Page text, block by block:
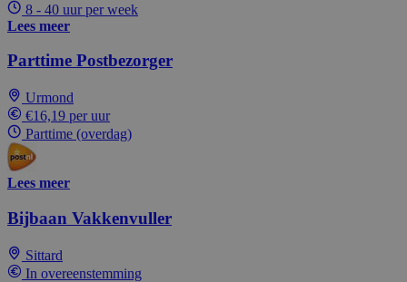
8 - 40 uur per week
Lees meer
Parttime Postbezorger
Urmond
€16,19 per uur
Parttime (overdag)
Lees meer
Bijbaan Vakkenvuller
Sittard
In overeenstemming